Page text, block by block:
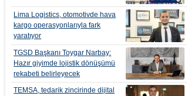
Lima Logistics, otomotivde hava
kargo operasyonlarıyla fark
yaratıyor
TGSD Başkanı Toygar Narbay:
Hazır giyimde lojistik dönüşümü
rekabeti belirleyecek
TEMSA, tedarik zincirinde dijital